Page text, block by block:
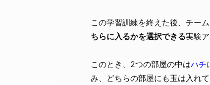
この学習訓練を終えた後、チー
ちらに入るかを選択できる実験
このとき、2つの部屋の中はハチ
み、どちらの部屋にも玉は入れて